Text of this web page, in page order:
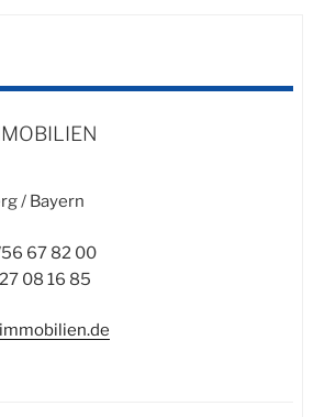
/ Bayern
67 82 00
08 16 85